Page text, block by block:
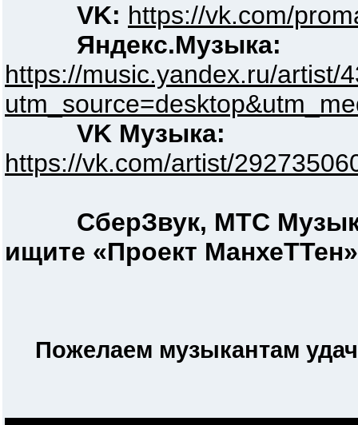
VK: https://vk.com/
Яндекс.Музыка:
https://music.yandex.ru/artist/
VK Музыка:
https://vk.com/artist/
СберЗвук, МТС
ищите «Проект МанхеТТен»
Пожелаем музыкантам